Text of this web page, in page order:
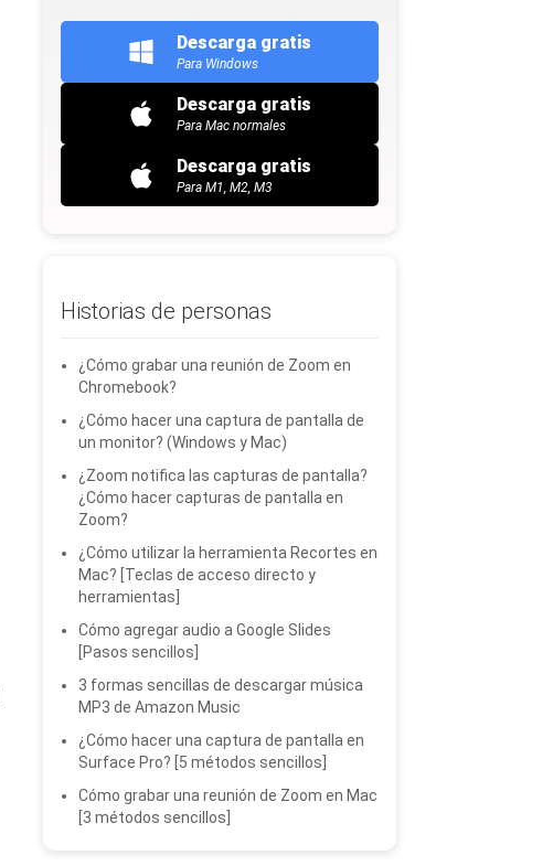
Descarga gratis
Para Windows
Descarga gratis
Para Mac normales
Descarga gratis
Para M1, M2, M3
Historias de personas
¿Cómo grabar una reunión de Zoom en
Chromebook?
¿Cómo hacer una captura de pantalla de
un monitor? (Windows y Mac)
¿Zoom notifica las capturas de pantalla?
¿Cómo hacer capturas de pantalla en
Zoom?
¿Cómo utilizar la herramienta Recortes en
Mac? [Teclas de acceso directo y
herramientas]
Cómo agregar audio a Google Slides
[Pasos sencillos]
3 formas sencillas de descargar música
MP3 de Amazon Music
¿Cómo hacer una captura de pantalla en
Surface Pro? [5 métodos sencillos]
Cómo grabar una reunión de Zoom en Mac
[3 métodos sencillos]